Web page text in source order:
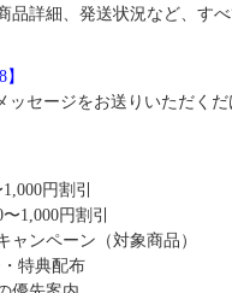
品詳細、発送状況など、す
セージをお送りいただく
円割引
1,000円割引
ャンペーン（対象商品）
特典配布